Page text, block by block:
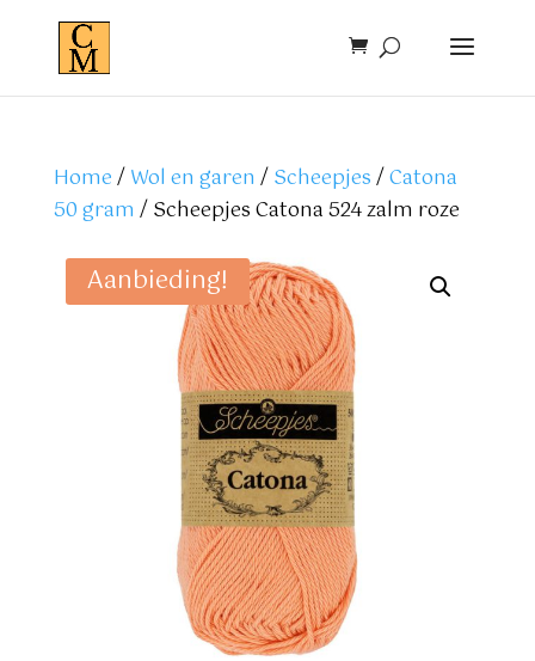
Home/Wol en garen /Scheepjes/Catona
50 gram / Scheepjes Catona 524 zalm roze
Aanbieding!